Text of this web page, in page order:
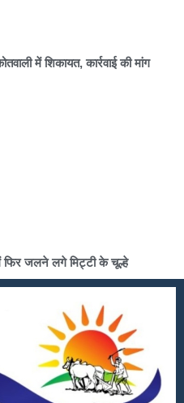
में शिकायत, कार्रवाई की मांग
फिर जलने लगे मिट्टी के चूल्हे